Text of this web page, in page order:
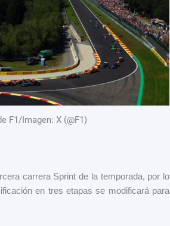
F1/Imagen: X (@F1)
carrera Sprint de la temporada, por lo
en tres etapas se modificará para